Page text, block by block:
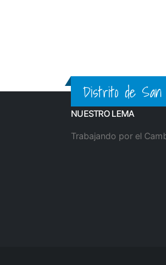
Distrito de
NUESTRO LEMA
Trabajando por el